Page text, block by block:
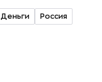
Деньги Россия